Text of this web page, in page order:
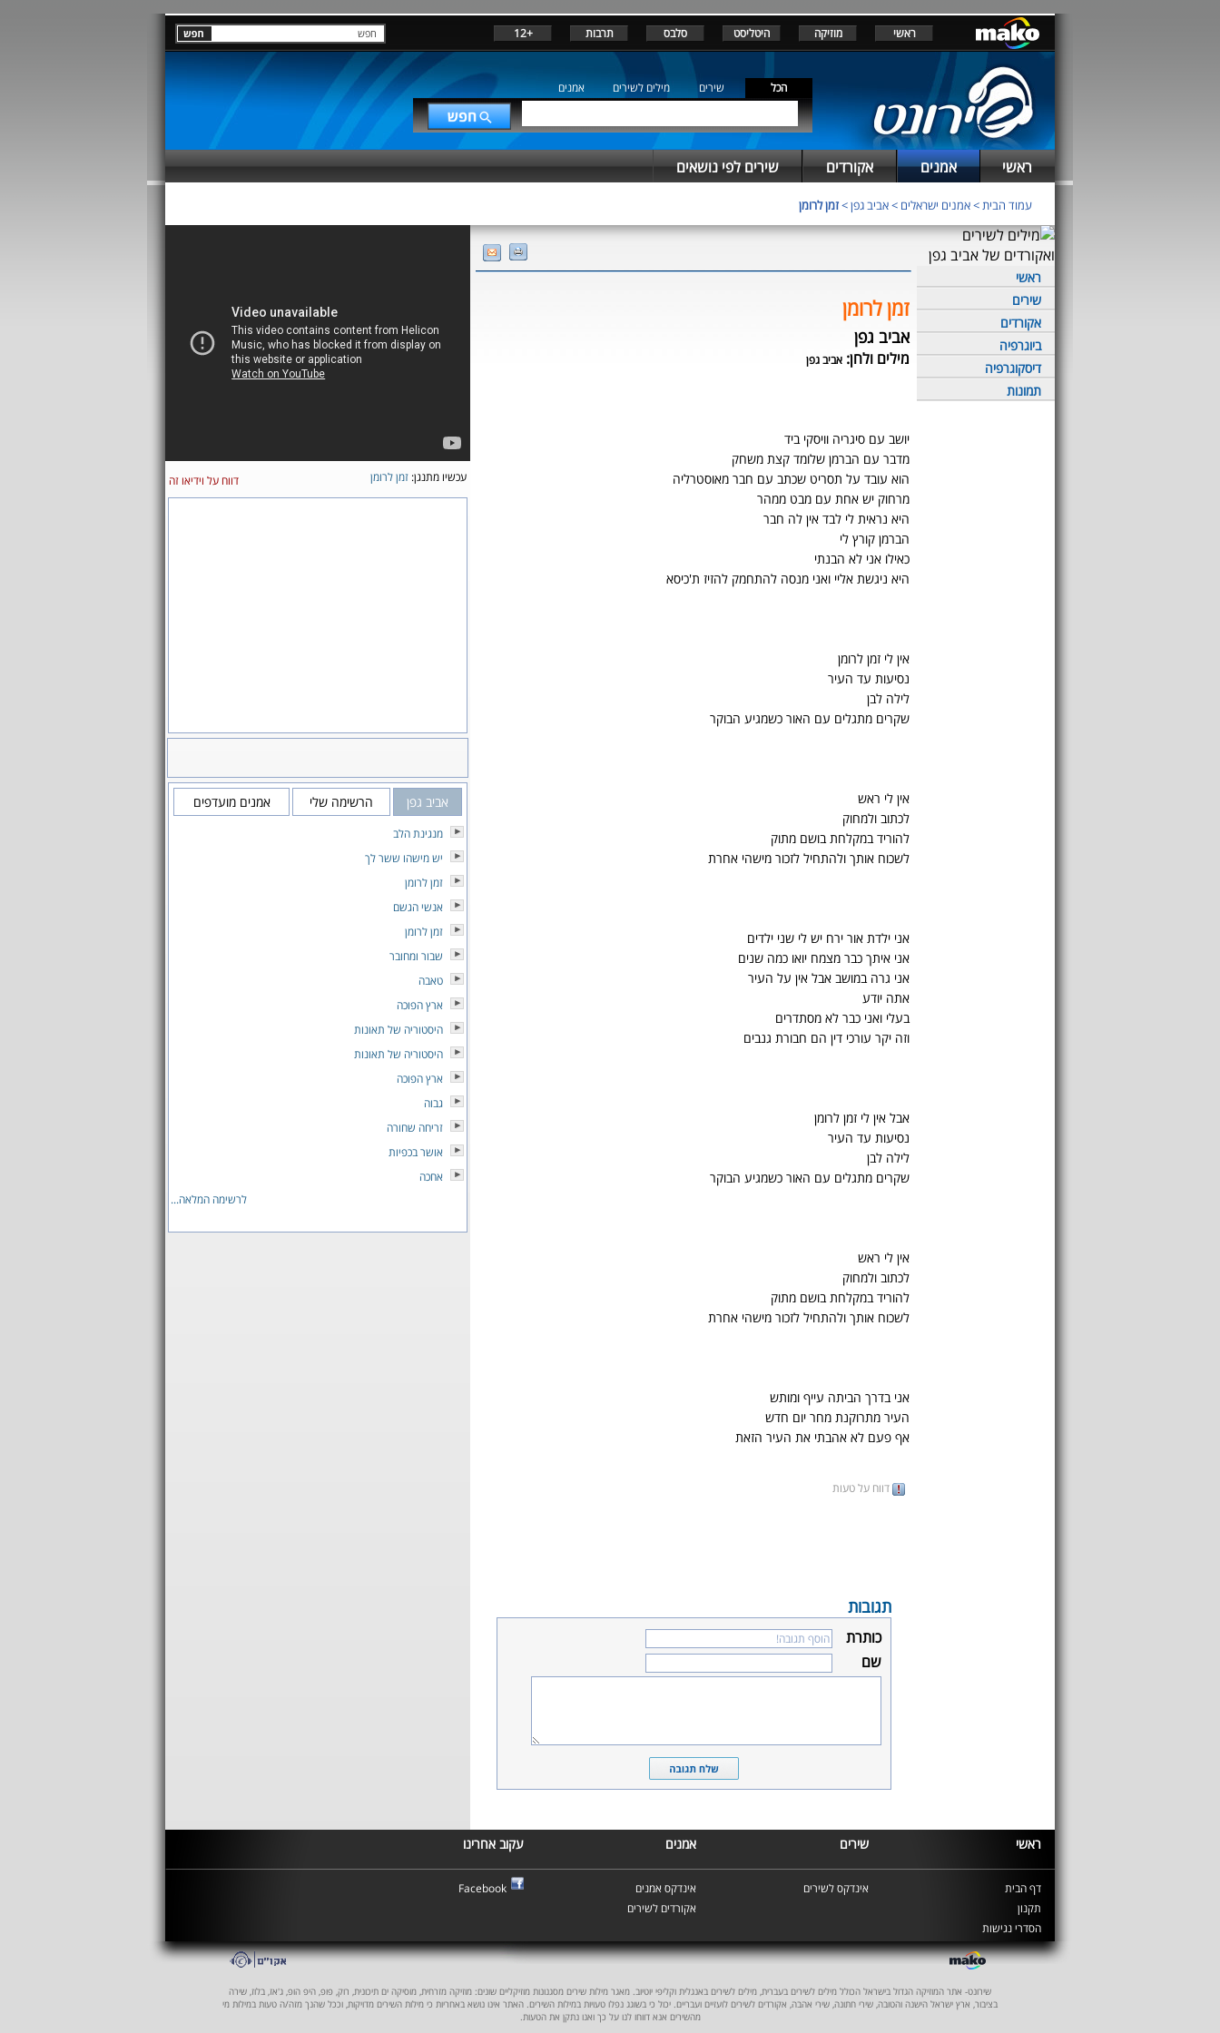
ראשי מוזיקה היטליסט סלבס תרבות +12
הכל שירים מילים לשירים אמנים
ראשי אמנים אקורדים שירים לפי נושאים
עמוד הבית>אמנים ישראלים >אביב גפן>זמן לרומן
ראשי
שירים
אקורדים
ביוגרפיה
דיסקוגרפיה
תמונות
זמן לרומן
אביב גפן
מילים ולחן: אביב גפן
יושב עם סיגריה וויסקי ביד
מדבר עם הברמן שלומד קצת משחק
הוא עובד על תסריט שכתב עם חבר מאוסטרליה
מרחוק יש אחת עם מבט ממהר
היא נראית לי לבד אין לה חבר
הברמן קורץ לי
כאילו אני לא הבנתי
היא ניגשת אליי ואני מנסה להתחמק להזיז ת'כיסא
אין לי זמן לרומן
נסיעות עד העיר
לילה לבן
שקרים מתגלים עם האור כשמגיע הבוקר
אין לי ראש
לכתוב ולמחוק
להוריד במקלחת בושם מתוק
לשכוח אותך ולהתחיל לזכור מישהי אחרת
אני ילדת אור ירח יש לי שני ילדים
אני איתך כבר מצמח יואו כמה שנים
אני גרה במושב אבל אין על העיר
אתה יודע
בעלי ואני כבר לא מסתדרים
וזה יקר עורכי דין הם חבורת גנבים
אבל אין לי זמן לרומן
נסיעות עד העיר
לילה לבן
שקרים מתגלים עם האור כשמגיע הבוקר
אין לי ראש
לכתוב ולמחוק
להוריד במקלחת בושם מתוק
לשכוח אותך ולהתחיל לזכור מישהי אחרת
אני בדרך הביתה עייף ומותש
העיר מתרוקנת מחר יום חדש
אף פעם לא אהבתי את העיר הזאת
דווח על טעות
תגובות
כותרת
שם
עכשיו מתנגן: זמן לרומן דווח על וידיאו זה
אביב גפן הרשימה שלי אמנים מועדפים
מנגינת הלב
יש מישהו ששר לך
זמן לרומן
אנשי הגשם
זמן לרומן
שבור ומחובר
טאבה
ארץ הפוכה
היסטוריה של תאונות
היסטוריה של תאונות
ארץ הפוכה
גבוה
זריחה שחורה
אושר בכפיות
אחכה
לרשימה המלאה...
ראשי שירים אמנים עקוב אחרינו
דף הבית
תקנון
הסדרי נגישות
אינדקס לשירים
אינדקס אמנים
אקורדים לשירים
Facebook
שירונט- אתר המוזיקה הגדול בישראל הכולל מילים לשירים בעברית, מילים לשירים באנגלית וקליפי יוטיוב. מאגר מילות שירים מסגנונות מוזיקליים שונים: מוזיקה מזרחית, מוסיקה ים תיכונית, רוק, פופ, היפ הופ, ג'אז, בלוז, שירה
בציבור, ארץ ישראל הישנה והטובה, שירי חתונה, שירי אהבה, אקורדים לשירים לועזיים ועבריים. יכול כי בשוגג נפלו טעויות במילות השירים. האתר אינו נושא באחריות כי מילות השירים מדויקות, וככל שהנך מזה/ה טעות במילות מי
מהשירים אנא דווחו לנו על כך ואנו נתקן את הטעות.